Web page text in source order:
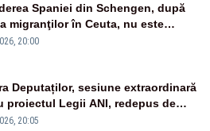
Spaniei din Schengen, după
migranţilor în Ceuta, nu este
- ANALIZĂ
20:00
Deputaților, sesiune extraordinară
proiectul Legii ANI, redepus de
USR20:05